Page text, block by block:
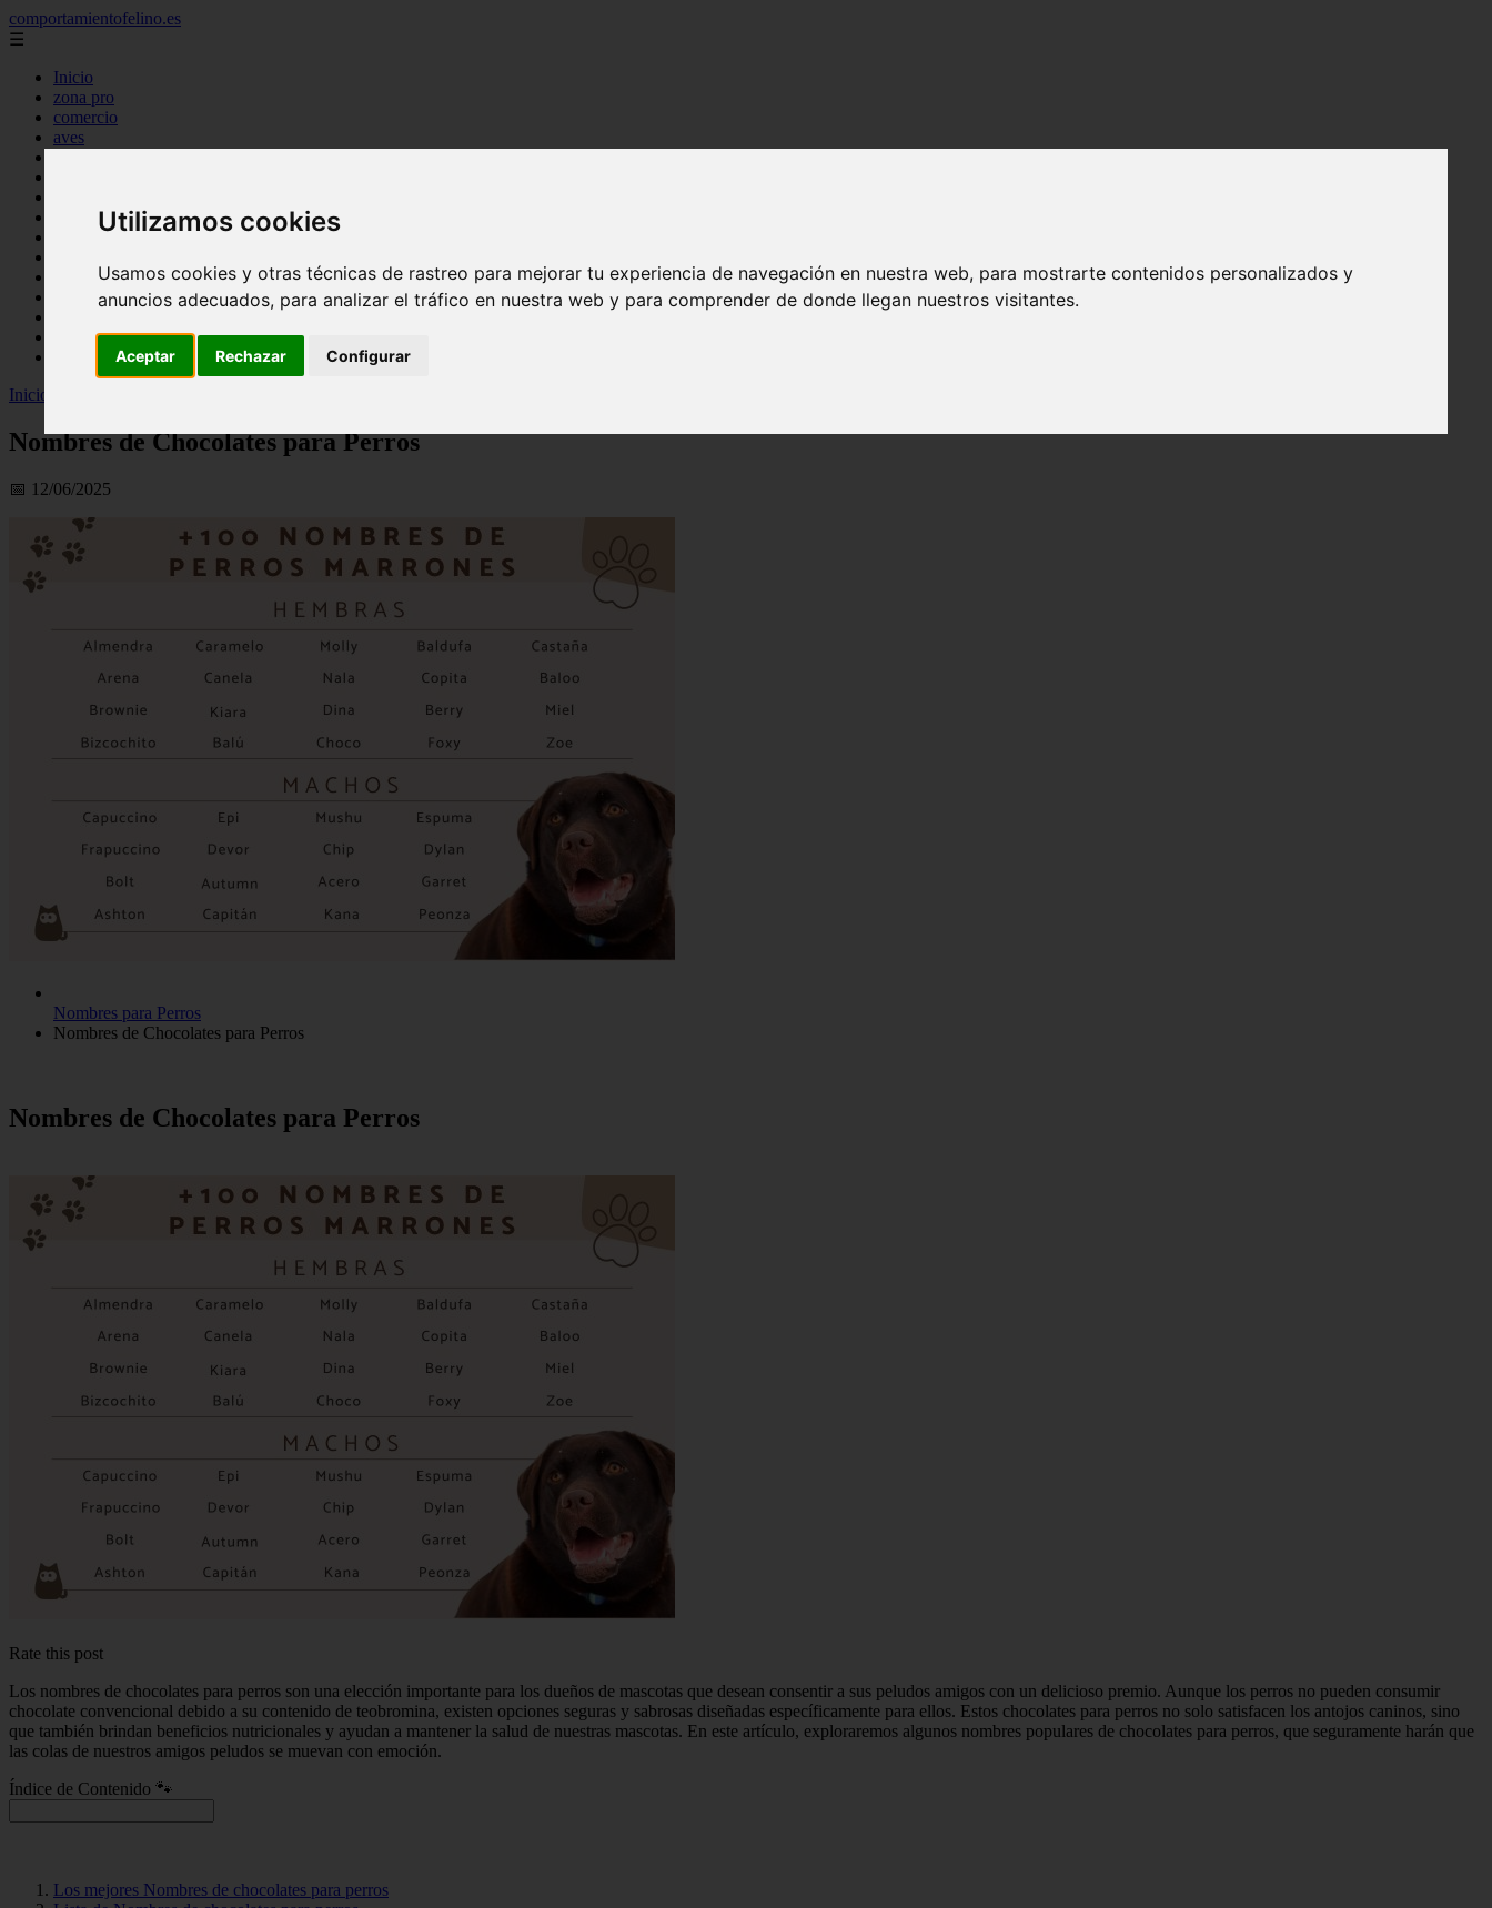
Utilizamos cookies
Usamos cookies y otras técnicas de rastreo para mejorar tu experiencia de navegación en nuestra web, para mostrarte contenidos personalizados y
anuncios adecuados, para analizar el tráfico en nuestra web y para comprender de donde llegan nuestros visitantes.
Aceptar Rechazar Configurar
comportamientofelino.es
☰
Inicio
zona pro
comercio
aves
acuariofilia
articulos
nombres para gatos
novedades
uncategorized
Inicio
Nombres de Chocolates para Perros
📅 12/06/2025
Nombres para Perros
Nombres de Chocolates para Perros
Nombres de Chocolates para Perros
Rate this post
Los nombres de chocolates para perros son una elección importante para los dueños de mascotas que desean consentir a sus peludos amigos con un delicioso premio. Aunque los perros no pueden consumir
chocolate convencional debido a su contenido de teobromina, existen opciones seguras y sabrosas diseñadas específicamente para ellos. Estos chocolates para perros no solo satisfacen los antojos caninos, sino
que también brindan beneficios nutricionales y ayudan a mantener la salud de nuestras mascotas. En este artículo, exploraremos algunos nombres populares de chocolates para perros, que seguramente harán que
las colas de nuestros amigos peludos se muevan con emoción.
Índice de Contenido 🐾
Los mejores Nombres de chocolates para perros